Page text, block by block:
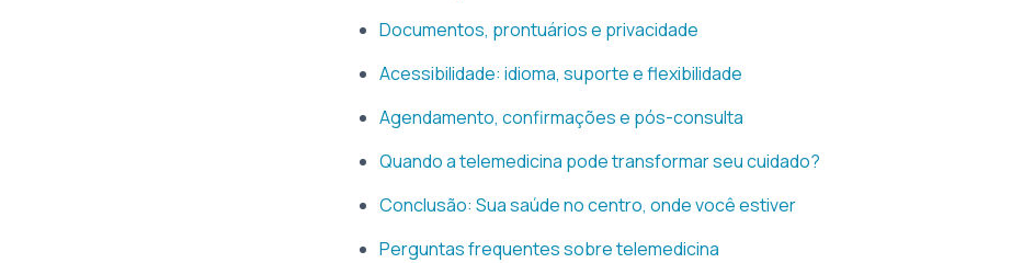
Documentos, prontuários e privacidade
Acessibilidade: idioma, suporte e flexibilidade
Agendamento, confirmações e pós-consulta
Quando a telemedicina pode transformar seu cuidado?
Conclusão: Sua saúde no centro, onde você estiver
Perguntas frequentes sobre telemedicina